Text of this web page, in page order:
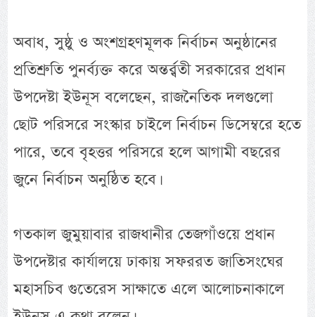
অবাধ, সুষ্ঠু ও অংশগ্রহণমূলক নির্বাচন অনুষ্ঠানের
প্রতিশ্রুতি পুনর্ব্যক্ত করে অন্তর্র্বতী সরকারের প্রধান
উপদেষ্টা ইউনূস বলেছেন, রাজনৈতিক দলগুলো
ছোট পরিসরে সংস্কার চাইলে নির্বাচন ডিসেম্বরে হতে
পারে, তবে বৃহত্তর পরিসরে হলে আগামী বছরের
জুনে নির্বাচন অনুষ্ঠিত হবে।
গতকাল জুমুয়াবার রাজধানীর তেজগাঁওয়ে প্রধান
উপদেষ্টার কার্যালয়ে ঢাকায় সফররত জাতিসংঘের
মহাসচিব গুতেরেস সাক্ষাতে এলে আলোচনাকালে